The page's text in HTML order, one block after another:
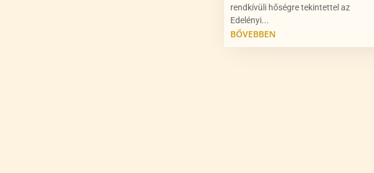
rendkívüli hőségre tekintettel az
Edelényi...
BŐVEBBEN